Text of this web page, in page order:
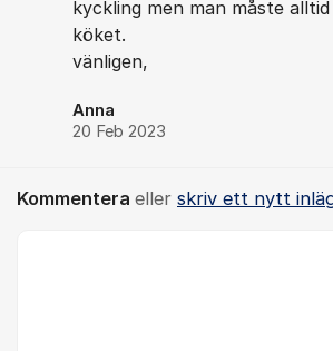
kyckling men man måste
köket.
vänligen,
Anna
20 Feb 2023
Kommentera eller skriv ett nytt